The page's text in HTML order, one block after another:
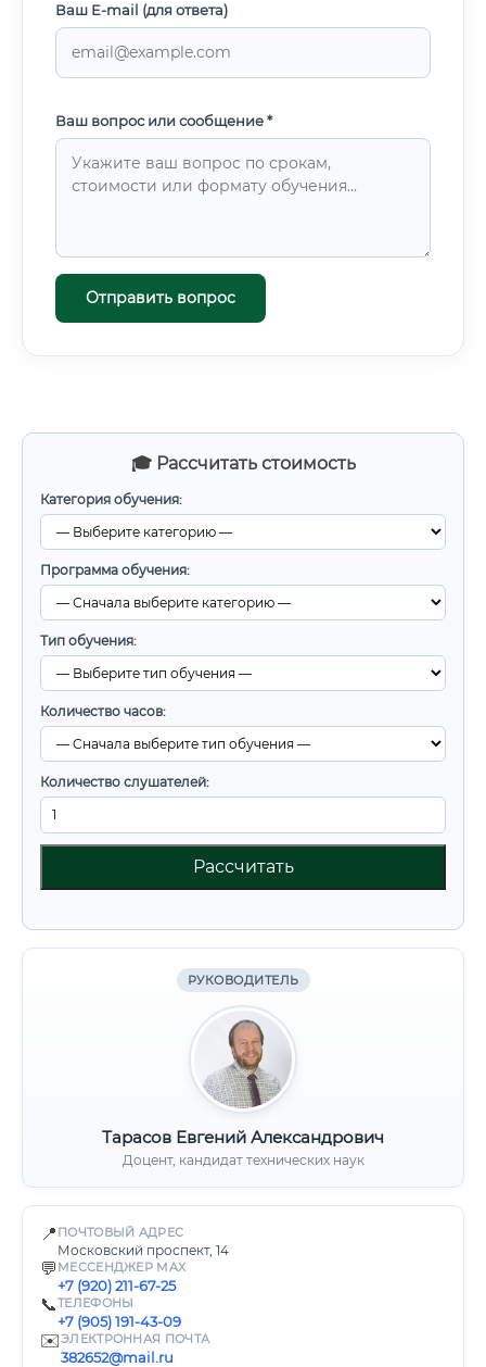
🎓 Рассчитать стоимость
Категория обучения:
Программа обучения:
Тип обучения:
Количество часов:
Количество слушателей:
Рассчитать
РУКОВОДИТЕЛЬ
Тарасов Евгений Александрович
Доцент, кандидат технических наук
📍 ПОЧТОВЫЙ АДРЕС
Московский проспект, 14
💬 МЕССЕНДЖЕР MAX
+7 (920) 211-67-25
📞ТЕЛЕФОНЫ
+7 (905) 191-43-09
✉️ЭЛЕКТРОННАЯ ПОЧТА
382652@mail.ru
Ваш E-mail (для ответа)
Ваш вопрос или сообщение *
Отправить вопрос